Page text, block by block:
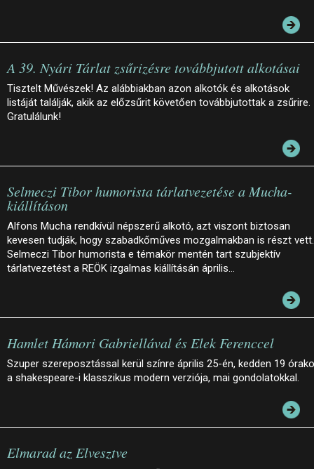
A 39. Nyári Tárlat zsűrizésre továbbjutott alkotásai
Tisztelt Művészek! Az alábbiakban azon alkotók és alkotások
listáját találják, akik az előzsűrit követően továbbjutottak a zsűrire.
Gratulálunk!
Selmeczi Tibor humorista tárlatvezetése a Mucha-
kiállításon
Alfons Mucha rendkívül népszerű alkotó, azt viszont biztosan
kevesen tudják, hogy szabadkőműves mozgalmakban is részt vett.
Selmeczi Tibor humorista e témakör mentén tart szubjektív
tárlatvezetést a REÖK izgalmas kiállításán április…
Hamlet Hámori Gabriellával és Elek Ferenccel
Szuper szereposztással kerül színre április 25-én, kedden 19
a shakespeare-i klasszikus modern verziója, mai gondolatokkal.
Elmarad az Elvesztve